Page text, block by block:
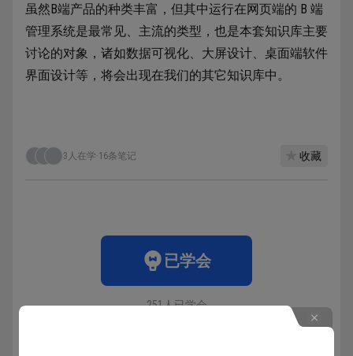
虽然B端产品的种类丰富，但其中运行在网页端的 B 端
管理系统是最常见、主流的类型，也是本套知识库主要
讨论的对象，诸如数据可视化、大屏设计、桌面端软件
界面设计等，将会出现在我们的其它知识库中。
3人在学·16条笔记 收藏
已学会
251人已学会